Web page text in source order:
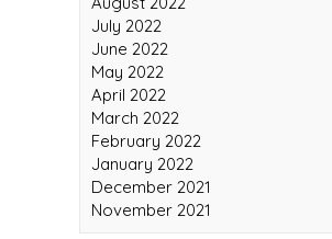
September 2022
August 2022
July 2022
June 2022
May 2022
April 2022
March 2022
February 2022
January 2022
December 2021